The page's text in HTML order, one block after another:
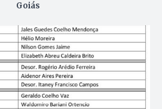
Goiás